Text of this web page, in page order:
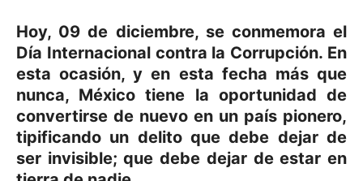
Hoy, 09 de diciembre, se conmemora el
Día Internacional contra la Corrupción. En
esta ocasión, y en esta fecha más que
nunca, México tiene la oportunidad de
convertirse de nuevo en un país pionero,
tipificando un delito que debe dejar de
ser invisible; que debe dejar de estar en